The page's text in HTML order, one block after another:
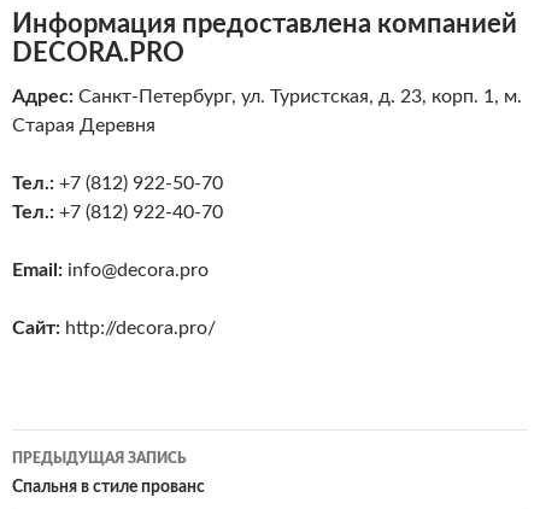
Информация предоставлена компанией
DECORA.PRO
Адрес: Санкт-Петербург, ул. Туристская, д. 23, корп. 1, м.
Старая Деревня
Тел.: +7 (812) 922-50-70
Тел.: +7 (812) 922-40-70
Email: info@decora.pro
Сайт: http://decora.pro/
Навигация
по
ПРЕДЫДУЩАЯ ЗАПИСЬ
Спальня в стиле прованс